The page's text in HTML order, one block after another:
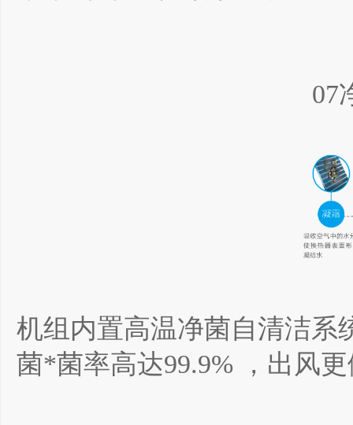
07
机组内置高温净菌自清洁系
菌*菌率高达99.9% ，出风